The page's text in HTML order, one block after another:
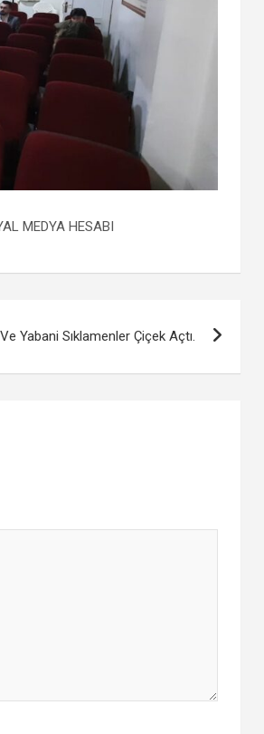
MEDYA HESABI
Yabani Sıklamenler Çiçek Açtı.